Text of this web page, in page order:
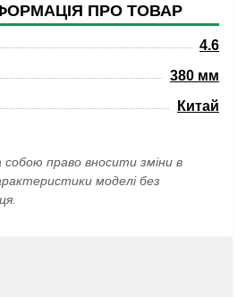
ПРО ТОВАР
4.6
380 мм
Китай
право вносити зміни в
моделі без